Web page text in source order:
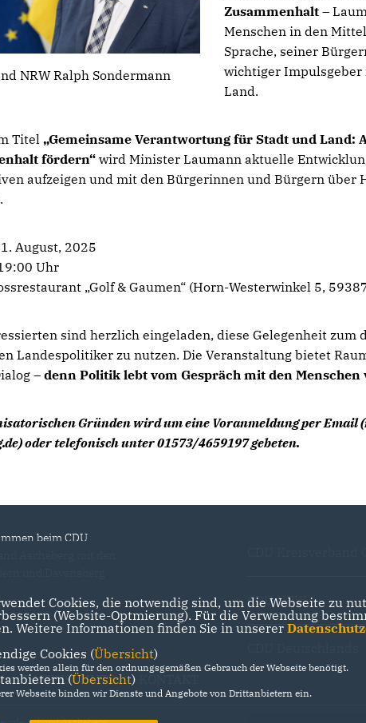
NRW Ralph Sondermann
Zusammenhalt –
Menschen in den
Sprache, seiner
wichtiger Impulsgeber
Land.
Titel Gemeinsame Verantwortung für Stadt und Land:
fördern“ wird Minister Laumann aktuelle
aufzeigen und mit den Bürgerinnen und Bürgern über
August, 2025
Uhr
„Golf & Gaumen“ (Horn-Westerwinkel 5,
sind herzlich eingeladen, diese Gelegenheit zum
Landespolitiker zu nutzen. Die Veranstaltung bietet
–denn Politik lebt vom Gespräch mit den Menschen
Gründen wird um eine Voranmeldung per Email
oder telefonisch unter 01573/4659197 gebeten.
beim CDU
und Davensberg
DATENSCHUTZ
CDU NRW
Cookies, die notwendig sind, um die Webseite zu
(Website-Optmierung). Für die Verwendung
Weitere Informationen finden Sie in unserer
Cookies (Übersicht)
werden allein für den ordnungsgemäßen Gebrauch der Webseite benötigt.
(Übersicht)
Webseite binden wir Dienste und Angebote von Drittanbietern ein.